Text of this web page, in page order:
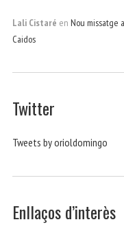
Lali Cistaré en Nou missatge
Caidos
Twitter
Tweets by orioldomingo
Enllaços d’interès